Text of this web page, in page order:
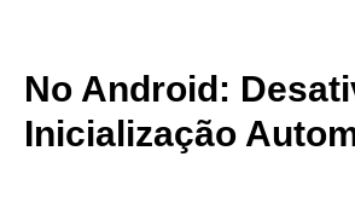
No Android:
Inicialização